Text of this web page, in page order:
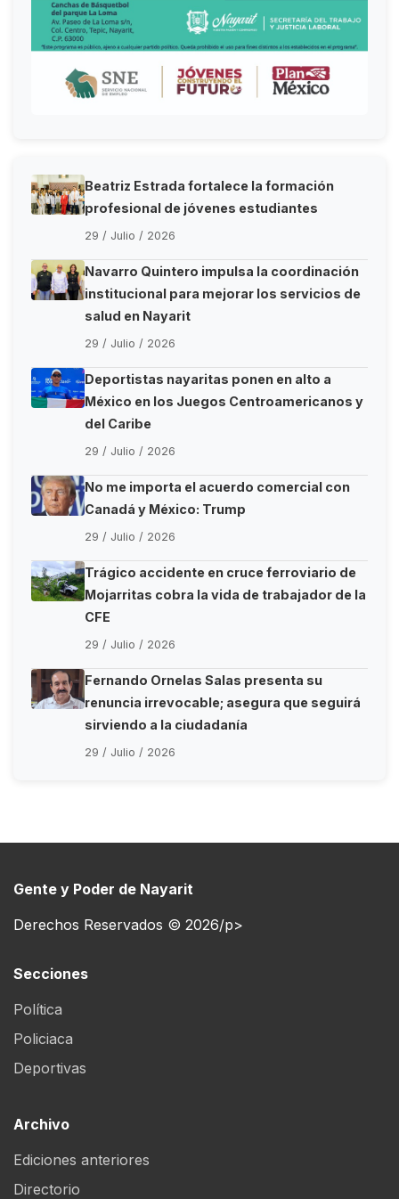
Beatriz Estrada fortalece la formación
profesional de jóvenes estudiantes
29 / Julio / 2026
Navarro Quintero impulsa la coordinación
institucional para mejorar los servicios de
salud en Nayarit
29 / Julio / 2026
Deportistas nayaritas ponen en alto a
México en los Juegos Centroamericanos y
del Caribe
29 / Julio / 2026
No me importa el acuerdo comercial con
Canadá y México: Trump
29 / Julio / 2026
Trágico accidente en cruce ferroviario de
Mojarritas cobra la vida de trabajador de la
CFE
29 / Julio / 2026
Fernando Ornelas Salas presenta su
renuncia irrevocable; asegura que seguirá
sirviendo a la ciudadanía
29 / Julio / 2026
Gente y Poder de Nayarit
Derechos Reservados © 2026/p>
Secciones
Política
Policiaca
Deportivas
Archivo
Ediciones anteriores
Directorio